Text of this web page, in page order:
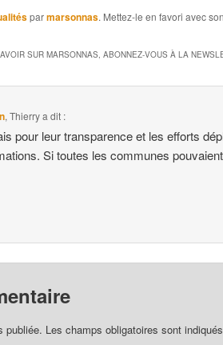
parmarsonnas. Mettez-le en favori avec son
SUR MARSONNAS, ABONNEZ-VOUS À LA
,Thierrya dit :
pour leur transparence et les efforts
Si toutes les communes
publiée. Les champs obligatoires sont